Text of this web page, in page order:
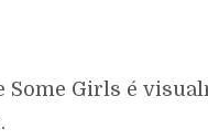
Some Girls é